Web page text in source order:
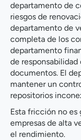
departamento de
riesgos de
departamento de
completa de los
departamento
de
documentos. El
mantener un
repositorios
Esta fricción no es
empresas de alta
el rendimiento.